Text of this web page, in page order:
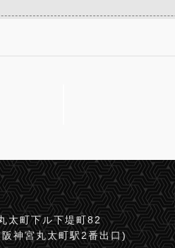
太町下ル下堤町82
神宮丸太町駅2番出口)